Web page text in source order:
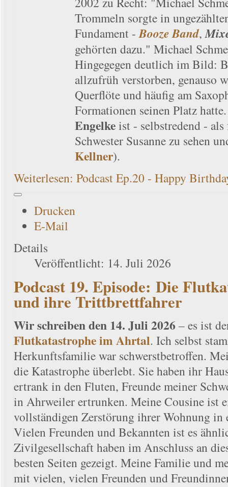
Trommeln sorgte in
Fundament -Booze Band,
gehörten dazu." Michael
Hingegegen deutlich im Bild:
allzufrüh verstorben, genauso
Querflöte und häufig am
Formationen seinen Platz
Engelkeist - selbstredend -
Schwester Susanne zu sehen
Kellner).
Weiterlesen: Podcast Ep.20 - Happy
Drucken
E-Mail
Details
Veröffentlicht: 14. Juli 2026
Podcast 19. Episode: Die
und ihre Trittbrettfahrer
Wir schreiben den 14. Juli 2026 – es ist
Flutkatastrophe im Ahrtal. Ich selbst
Herkunftsfamilie war schwerstbetroffen.
die Katastrophe überlebt. Sie haben ihr
ertrank in den Fluten, Freunde meiner
in Ahrweiler ertrunken. Meine Cousine ist
vollständigen Zerstörung ihrer Wohnung in
Vielen Freunden und Bekannten ist es
Zivilgesellschaft haben im Anschluss an
besten Seiten gezeigt. Meine Familie und
mit vielen, vielen Freunden und